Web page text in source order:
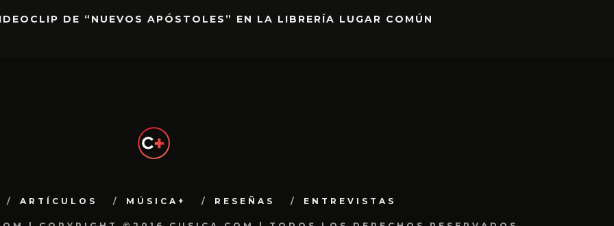
DE “NUEVOS APÓSTOLES” EN LA LIBRERÍA LUGAR COMÚN
ARTÍCULOS MÚSICA+ RESEÑAS ENTREVISTAS